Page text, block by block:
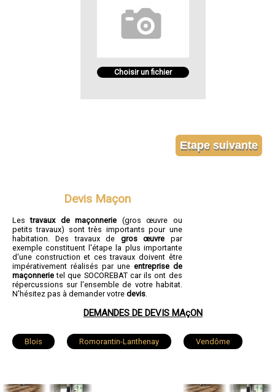
Choisir un fichier
Devis Maçon
Lestravaux de maçonnerie (gros œuvre ou
petits travaux) sont très importants pour une
habitation. Des travaux de gros œuvre par
exemple constituent l'étape la plus importante
d'une construction et ces travaux doivent être
impérativement réalisés par une entreprise de
maçonnerietel que SOCOREBAT car ils ont des
répercussions sur l'ensemble de votre habitat.
N'hésitez pas à demander votre devis.
DEMANDES DE DEVIS MAçON
Blois Romorantin-Lanthenay Vendôme